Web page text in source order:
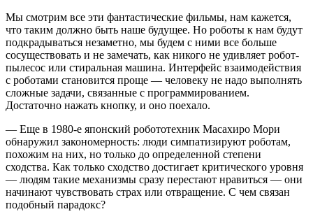
Мы смотрим все эти фантастические фильмы, нам кажется,
что таким должно быть наше будущее. Но роботы к нам будут
подкрадываться незаметно, мы будем с ними все больше
сосуществовать и не замечать, как никого не удивляет робот-
пылесос или стиральная машина. Интерфейс взаимодействия
с роботами становится проще — человеку не надо выполнять
сложные задачи, связанные с программированием.
Достаточно нажать кнопку, и оно поехало.
— Еще в 1980-е японский робототехник Масахиро Мори
обнаружил закономерность: люди симпатизируют роботам,
похожим на них, но только до определенной степени
сходства. Как только сходство достигает критического уровня
— людям такие механизмы сразу перестают нравиться — они
начинают чувствовать страх или отвращение. С чем связан
подобный парадокс?